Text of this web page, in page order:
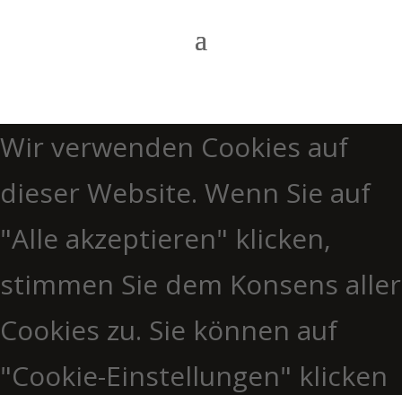
Wir verwenden Cookies auf
dieser Website. Wenn Sie auf
"Alle akzeptieren" klicken,
stimmen Sie dem Konsens aller
Cookies zu. Sie können auf
"Cookie-Einstellungen" klicken